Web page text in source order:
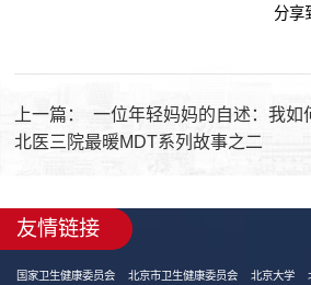
分享
上一篇：
一位年轻妈妈的自述：我
北医三院最暖MDT系列故事之二
友情链接
国家卫生健康委员会 北京市卫生健康委员会 北京大学